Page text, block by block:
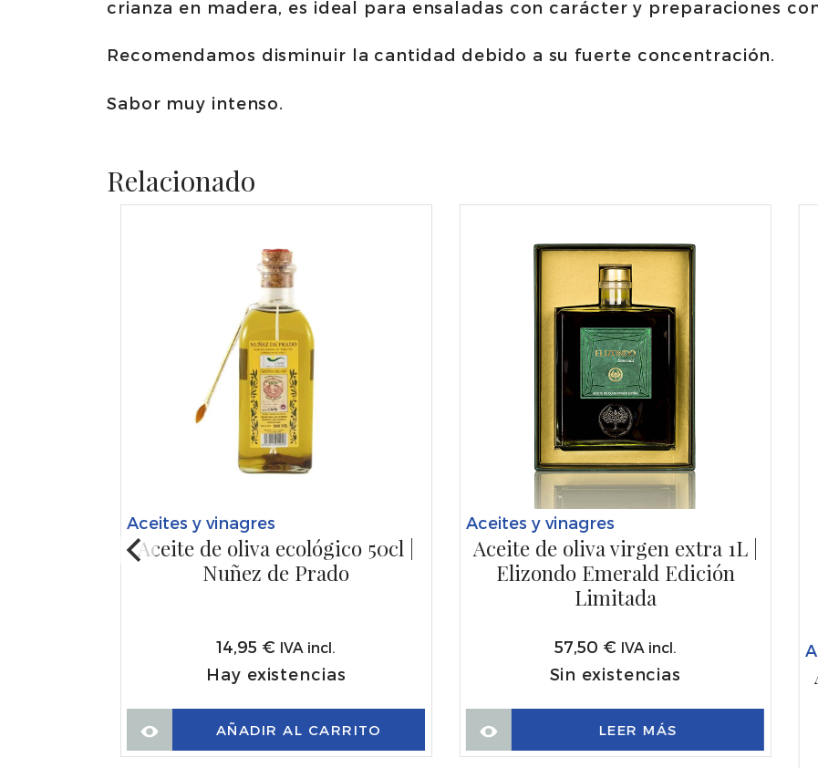
crianza en madera, es ideal para ensaladas con carácter y preparaciones
Recomendamos disminuir la cantidad debido a su fuerte concentración.
Sabor muy intenso.
Relacionado
Aceites y vinagres
Aceite de oliva ecológico 50cl |
Nuñez de Prado
14,95 € IVA incl.
Hay existencias
AÑADIR AL CARRITO
Aceites y vinagres
Aceite de oliva virgen extra 1L |
Elizondo Emerald Edición
Limitada
57,50 € IVA incl.
Sin existencias
LEER MÁS